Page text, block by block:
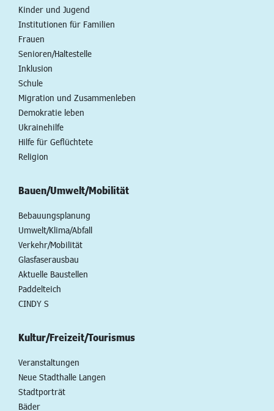
Kinder und Jugend
Institutionen für Familien
Frauen
Senioren/Haltestelle
Inklusion
Schule
Migration und Zusammenleben
Demokratie leben
Ukrainehilfe
Hilfe für Geflüchtete
Religion
Bauen/Umwelt/Mobilität
Bebauungsplanung
Umwelt/Klima/Abfall
Verkehr/Mobilität
Glasfaserausbau
Aktuelle Baustellen
Paddelteich
CINDY S
Kultur/Freizeit/Tourismus
Veranstaltungen
Neue Stadthalle Langen
Stadtporträt
Bäder